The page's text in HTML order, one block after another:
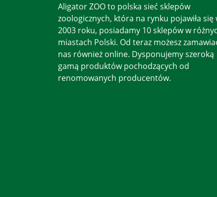
Aligator ZOO to polska sieć sklepów
zoologicznych, która na rynku pojawiła się
2003 roku, posiadamy 10 sklepów w
miastach Polski. Od teraz możesz
nas również online. Dysponujemy szeroką
gamą produktów pochodzących od
renomowanych producentów.